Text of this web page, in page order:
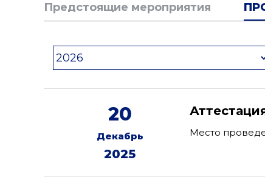
Предстоящие мероприятия
20
Декабрь
2025
Место